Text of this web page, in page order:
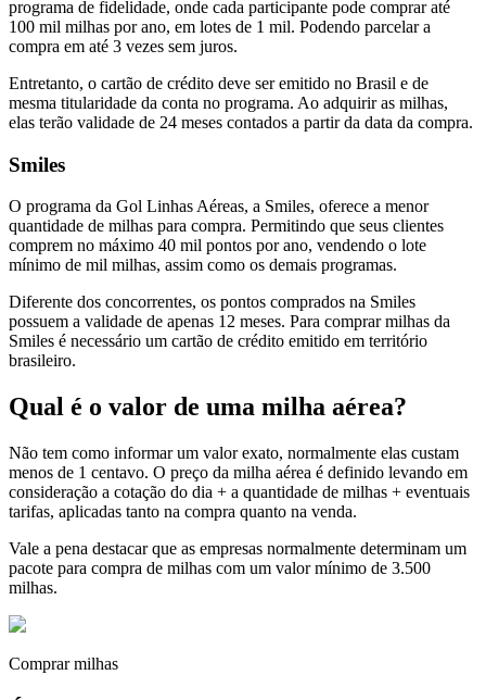
programa de fidelidade, onde cada participante pode comprar até
100 mil milhas por ano, em lotes de 1 mil. Podendo parcelar a
compra em até 3 vezes sem juros.
Entretanto, o cartão de crédito deve ser emitido no Brasil e de
mesma titularidade da conta no programa. Ao adquirir as milhas,
elas terão validade de 24 meses contados a partir da data da compra.
Smiles
O programa da Gol Linhas Aéreas, a Smiles, oferece a menor
quantidade de milhas para compra. Permitindo que seus clientes
comprem no máximo 40 mil pontos por ano, vendendo o lote
mínimo de mil milhas, assim como os demais programas.
Diferente dos concorrentes, os pontos comprados na Smiles
possuem a validade de apenas 12 meses. Para comprar milhas da
Smiles é necessário um cartão de crédito emitido em território
brasileiro.
Qual é o valor de uma milha aérea?
Não tem como informar um valor exato, normalmente elas custam
menos de 1 centavo. O preço da milha aérea é definido levando em
consideração a cotação do dia + a quantidade de milhas + eventuais
tarifas, aplicadas tanto na compra quanto na venda.
Vale a pena destacar que as empresas normalmente determinam um
pacote para compra de milhas com um valor mínimo de 3.500
milhas.
Comprar milhas